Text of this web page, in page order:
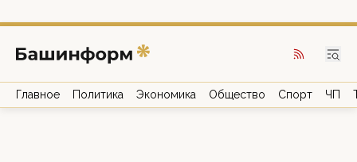
Главное Политика Экономика Общество Спорт ЧП